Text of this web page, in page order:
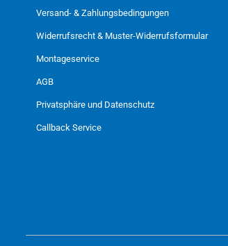
Versand- & Zahlungsbedingungen
Widerrufsrecht & Muster-Widerrufsformular
Montageservice
AGB
Privatsphäre und Datenschutz
Callback Service